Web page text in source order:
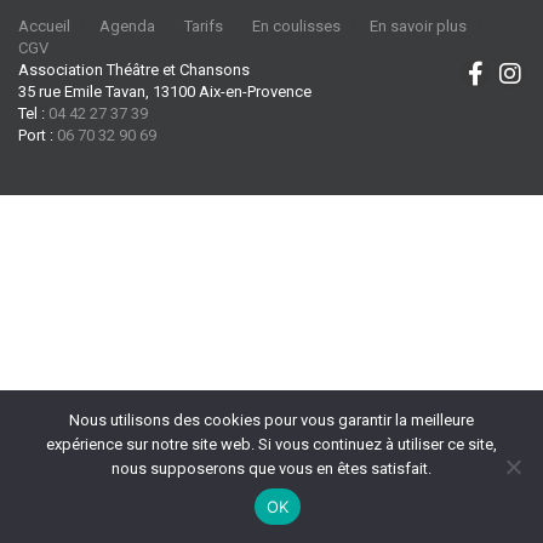
Accueil Agenda Tarifs En coulisses
En savoir plus
CGV
Association Théâtre et Chansons
35 rue Emile Tavan, 13100 Aix-en-Provence
Tel : 04 42 27 37 39
Port : 06 70 32 90 69
Nous utilisons des cookies pour vous garantir la meilleure
expérience sur notre site web. Si vous continuez à utiliser ce site,
nous supposerons que vous en êtes satisfait.
OK